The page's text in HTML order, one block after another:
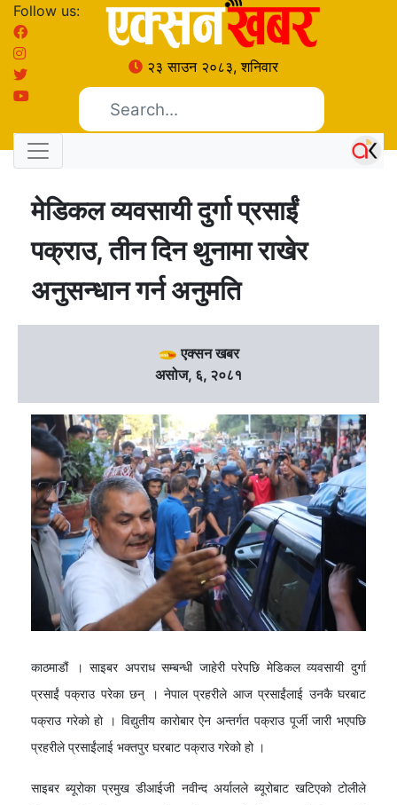
Follow us:
२३ साउन २०८३, शनिवार
मेडिकल व्यवसायी दुर्गा प्रसाईं
पक्राउ, तीन दिन थुनामा राखेर
अनुसन्धान गर्न अनुमति
एक्सन खबर
असोज, ६, २०८१
काठमाडौं । साइबर अपराध सम्बन्धी जाहेरी परेपछि मेडिकल व्यवसायी दुर्गा
प्रसाईं पक्राउ परेका छन् । नेपाल प्रहरीले आज प्रसाईंलाई उनकै घरबाट
पक्राउ गरेकाे हाे । विद्युतीय कारोबार ऐन अन्तर्गत पक्राउ पूर्जी जारी भएपछि
प्रहरीले प्रसाईंलाई भक्तपुर घरबाट पक्राउ गरेको हो ।
साइबर ब्यूरोका प्रमुख डीआईजी नवीन्द अर्यालले ब्यूरोबाट खटिएको टोलीले